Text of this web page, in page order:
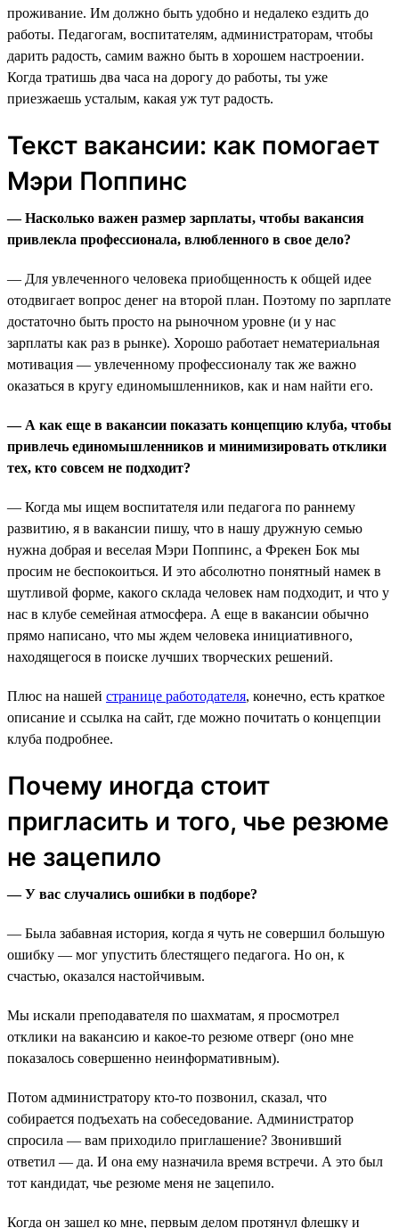
проживание. Им должно быть удобно и недалеко ездить до
работы. Педагогам, воспитателям, администраторам, чтобы
дарить радость, самим важно быть в хорошем настроении.
Когда тратишь два часа на дорогу до работы, ты уже
приезжаешь усталым, какая уж тут радость.
Текст вакансии: как помогает
Мэри Поппинс
— Насколько важен размер зарплаты, чтобы вакансия
привлекла профессионала, влюбленного в свое дело?
— Для увлеченного человека приобщенность к общей идее
отодвигает вопрос денег на второй план. Поэтому по зарплате
достаточно быть просто на рыночном уровне (и у нас
зарплаты как раз в рынке). Хорошо работает нематериальная
мотивация — увлеченному профессионалу так же важно
оказаться в кругу единомышленников, как и нам найти его.
— А как еще в вакансии показать концепцию клуба, чтобы
привлечь единомышленников и минимизировать отклики
тех, кто совсем не подходит?
— Когда мы ищем воспитателя или педагога по раннему
развитию, я в вакансии пишу, что в нашу дружную семью
нужна добрая и веселая Мэри Поппинс, а Фрекен Бок мы
просим не беспокоиться. И это абсолютно понятный намек в
шутливой форме, какого склада человек нам подходит, и что у
нас в клубе семейная атмосфера. А еще в вакансии обычно
прямо написано, что мы ждем человека инициативного,
находящегося в поиске лучших творческих решений.
Плюс на нашей странице работодателя, конечно, есть краткое
описание и ссылка на сайт, где можно почитать о концепции
клуба подробнее.
Почему иногда стоит
пригласить и того, чье резюме
не зацепило
— У вас случались ошибки в подборе?
— Была забавная история, когда я чуть не совершил большую
ошибку — мог упустить блестящего педагога. Но он, к
счастью, оказался настойчивым.
Мы искали преподавателя по шахматам, я просмотрел
отклики на вакансию и какое-то резюме отверг (оно мне
показалось совершенно неинформативным).
Потом администратору кто-то позвонил, сказал, что
собирается подъехать на собеседование. Администратор
спросила — вам приходило приглашение? Звонивший
ответил — да. И она ему назначила время встречи. А это был
тот кандидат, чье резюме меня не зацепило.
Когда он зашел ко мне, первым делом протянул флешку и